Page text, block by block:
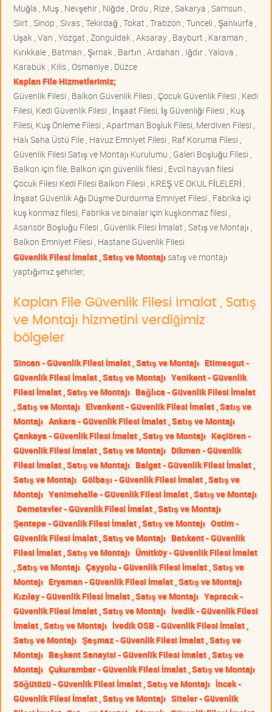
Muğla , Muş , Nevşehir , Niğde , Ordu , Rize , Sakarya , Samsun ,
Siirt , Sinop , Sivas , Tekirdağ , Tokat , Trabzon , Tunceli , Şanlıurfa ,
Uşak , Van , Yozgat , Zonguldak , Aksaray , Bayburt , Karaman ,
Kırıkkale , Batman , Şırnak , Bartın , Ardahan , Iğdır , Yalova ,
Karabük , Kilis , Osmaniye , Düzce
Kaplan File Hizmetlerimiz;
Güvenlik Filesi , Balkon Güvenlik Filesi , Çocuk Güvenlik Filesi , Kedi
Filesi, Kedi Güvenlik Filesi , İnşaat Filesi, İş Güvenliği Filesi , Kuş
Filesi, Kuş Önleme Filesi , Apartman Boşluk Filesi, Merdiven Filesi ,
Halı Saha Üstü File , Havuz Emniyet Filesi , Raf Koruma Filesi ,
Güvenlik Filesi Satış ve Montajı Kurulumu , Galeri Boşluğu Filesi ,
Balkon için file, Balkon için güvenlik filesi , Evcil hayvan filesi
Çocuk Filesi Kedi Filesi Balkon Filesi , KREŞ VE OKUL FİLELERİ ,
İnşaat Güvenlik Ağı Düşme Durdurma Emniyet Filesi , Fabrika içi
kuş konmaz filesi, Fabrika ve binalar için kuşkonmaz filesi ,
Asansör Boşluğu Filesi , Güvenlik Filesi İmalat , Satış ve Montajı ,
Balkon Emniyet Filesi , Hastane Güvenlik Filesi
Güvenlik Filesi İmalat , Satış ve Montajısatış ve montajı
yaptığımız şehirler;
Kaplan File Güvenlik Filesi İmalat , Satış
ve Montajı hizmetini verdiğimiz
bölgeler
Sincan - Güvenlik Filesi İmalat , Satış ve Montajı Etimesgut -
Güvenlik Filesi İmalat , Satış ve Montajı Yenikent - Güvenlik
Filesi İmalat , Satış ve Montajı Bağlıca - Güvenlik Filesi İmalat
, Satış ve Montajı Elvankent - Güvenlik Filesi İmalat , Satış ve
Montajı Ankara - Güvenlik Filesi İmalat , Satış ve Montajı
Çankaya - Güvenlik Filesi İmalat , Satış ve Montajı Keçiören -
Güvenlik Filesi İmalat , Satış ve Montajı Dikmen - Güvenlik
Filesi İmalat , Satış ve Montajı Balgat - Güvenlik Filesi İmalat ,
Satış ve Montajı Gölbaşı - Güvenlik Filesi İmalat , Satış ve
Montajı Yenimahalle - Güvenlik Filesi İmalat , Satış ve Montajı
Demetevler - Güvenlik Filesi İmalat , Satış ve Montajı
Şentepe - Güvenlik Filesi İmalat , Satış ve Montajı Ostim -
Güvenlik Filesi İmalat , Satış ve Montajı Batıkent - Güvenlik
Filesi İmalat , Satış ve Montajı Ümitköy - Güvenlik Filesi İmalat
, Satış ve Montajı Çayyolu - Güvenlik Filesi İmalat , Satış ve
Montajı Eryaman - Güvenlik Filesi İmalat , Satış ve Montajı
Kızılay - Güvenlik Filesi İmalat , Satış ve Montajı Yapracık -
Güvenlik Filesi İmalat , Satış ve Montajı İvedik - Güvenlik Filesi
İmalat , Satış ve Montajı İvedik OSB - Güvenlik Filesi İmalat ,
Satış ve Montajı Şaşmaz - Güvenlik Filesi İmalat , Satış ve
Montajı Başkent Sanayisi - Güvenlik Filesi İmalat , Satış ve
Montajı Çukurambar - Güvenlik Filesi İmalat , Satış ve Montajı
Söğütözü - Güvenlik Filesi İmalat , Satış ve Montajı İncek -
Güvenlik Filesi İmalat , Satış ve Montajı Siteler - Güvenlik